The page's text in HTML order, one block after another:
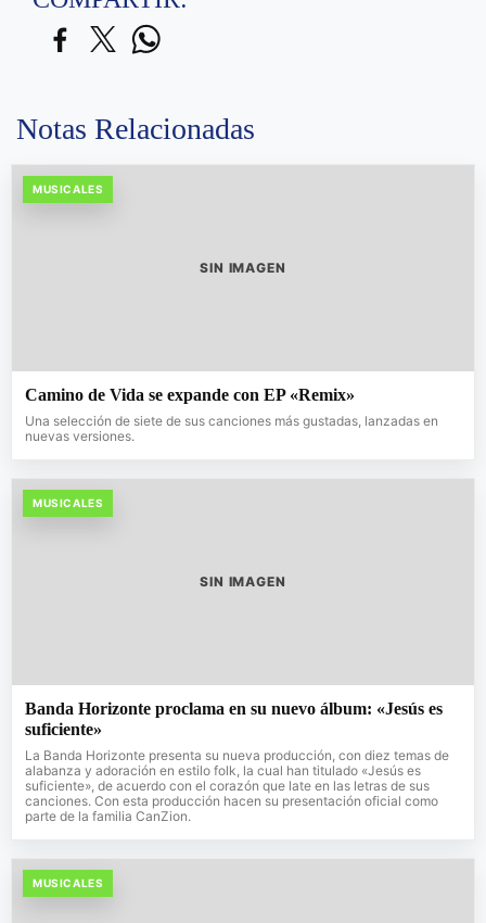
Notas Relacionadas
MUSICALES
SIN IMAGEN
Camino de Vida se expande con EP «Remix»
Una selección de siete de sus canciones más gustadas, lanzadas en
nuevas versiones.
MUSICALES
SIN IMAGEN
Banda Horizonte proclama en su nuevo álbum: «Jesús es
suficiente»
La Banda Horizonte presenta su nueva producción, con diez temas de
alabanza y adoración en estilo folk, la cual han titulado «Jesús es
suficiente», de acuerdo con el corazón que late en las letras de sus
canciones. Con esta producción hacen su presentación oficial como
parte de la familia CanZion.
MUSICALES